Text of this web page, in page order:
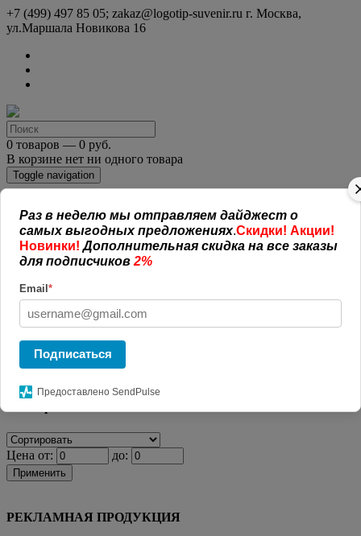
+7 (499) 497 85 05; zakaz@logotip-suvenir.ru г. Москва,
ул.Маршала Новикова 16
0 товаров — 0 руб.
В корзине нет ни одного товара
Toggle navigation
КАТАЛОГ СУВЕНИРОВ
Нанесение логотипа
Рекламная полиграфия
Оплата и доставка
УСЛОВИЯ И ГАРАНТИИ
Наши работы
Обратная связь
Цена от: до:
Применить
РЕКЛАМНАЯ ПРОДУКЦИЯ
Раз в неделю мы отправляем дайджест о
самых выгодных предложениях.Скидки! Акции!
Новинки!Дополнительная скидка на все заказы
для подписчиков 2%
Email *
Подписаться
Предоставлено SendPulse